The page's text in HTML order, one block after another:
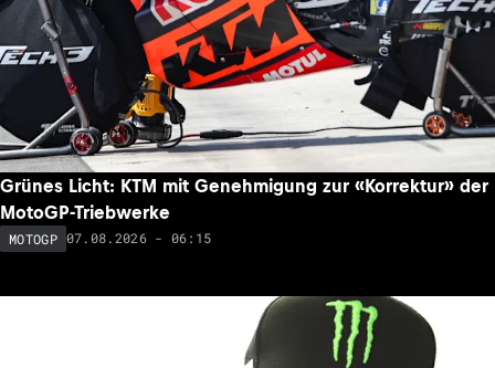
Grünes Licht: KTM mit Genehmigung zur «Korrektur» der
MotoGP-Triebwerke
MOTOGP 07.08.2026 - 06:15